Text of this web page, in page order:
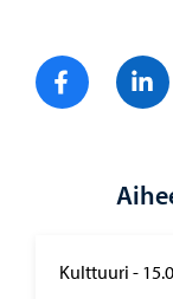
Jaa
Kulttuuri -